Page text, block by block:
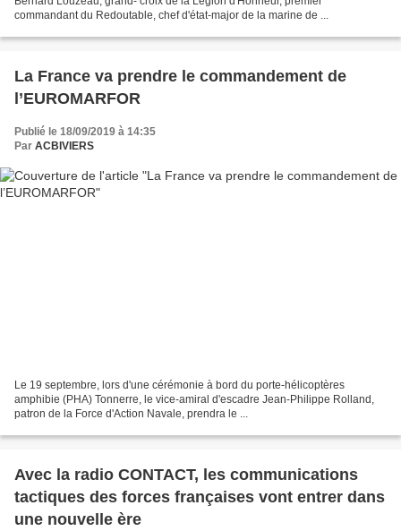
commandant du Redoutable, chef d'état-major de la marine de ...
La France va prendre le commandement de
l’EUROMARFOR
Publié le 18/09/2019 à 14:35
Par ACBIVIERS
Le 19 septembre, lors d'une cérémonie à bord du porte-hélicoptères
amphibie (PHA) Tonnerre, le vice-amiral d'escadre Jean-Philippe Rolland,
patron de la Force d'Action Navale, prendra le ...
Avec la radio CONTACT, les communications
tactiques des forces françaises vont entrer dans
une nouvelle ère